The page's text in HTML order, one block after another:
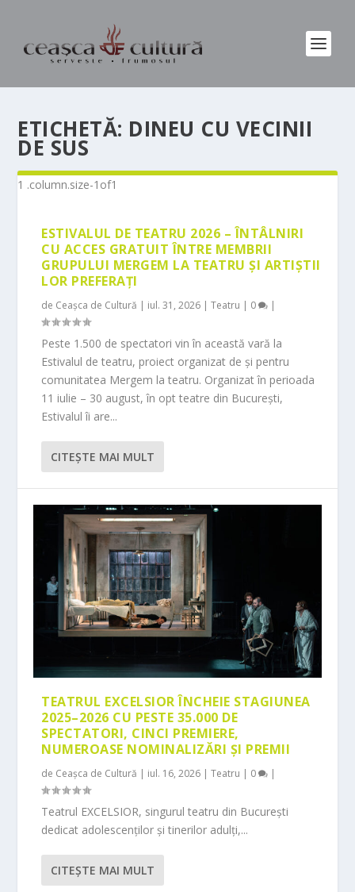
ETICHETĂ: DINEU CU VECINII
DE SUS
ESTIVALUL DE TEATRU 2026 – ÎNTÂLNIRI
CU ACCES GRATUIT ÎNTRE MEMBRII
GRUPULUI MERGEM LA TEATRU ȘI ARTIȘTII
LOR PREFERAȚI
de Ceașca de Cultură | iul. 31, 2026 |Teatru | 0 |
Peste 1.500 de spectatori vin în această vară la
Estivalul de teatru, proiect organizat de și pentru
comunitatea Mergem la teatru. Organizat în perioada
11 iulie – 30 august, în opt teatre din București,
Estivalul îi are...
CITEŞTE MAI MULT
TEATRUL EXCELSIOR ÎNCHEIE STAGIUNEA
2025–2026 CU PESTE 35.000 DE
SPECTATORI, CINCI PREMIERE,
NUMEROASE NOMINALIZĂRI ȘI PREMII
de Ceașca de Cultură | iul. 16, 2026 |Teatru | 0 |
Teatrul EXCELSIOR, singurul teatru din București
dedicat adolescenților și tinerilor adulți,...
CITEŞTE MAI MULT